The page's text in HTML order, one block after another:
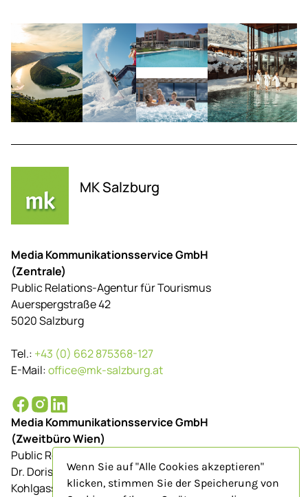
MK Salzburg
Media Kommunikationsservice GmbH
(Zentrale)
Public Relations-Agentur für Tourismus
Auerspergstraße 42
5020 Salzburg
Tel.: +43 (0) 662 875368-127
E-Mail:office@mk-salzburg.at
Media Kommunikationsservice GmbH
(Zweitbüro Wien)
Public Relations-Agentur für Tourismus
Dr. Doris Schenkenfelder
Kohlgasse 9/Top 23
Wenn Sie auf "Alle Cookies akzeptieren"
klicken, stimmen Sie der Speicherung von